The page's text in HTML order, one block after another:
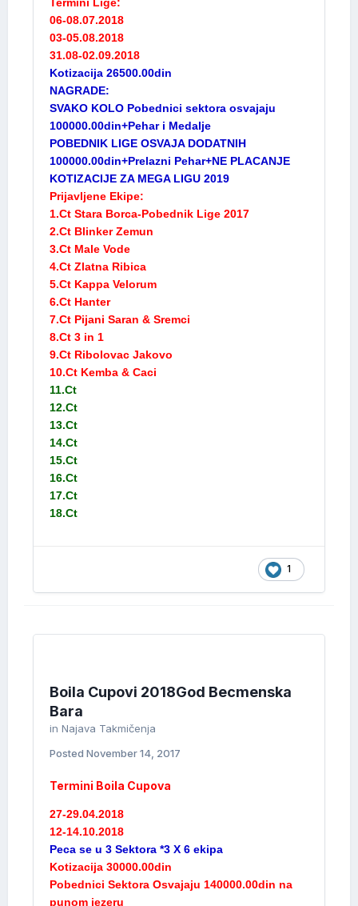
06-08.07.2018
03-05.08.2018
31.08-02.09.2018
Kotizacija 26500.00din
NAGRADE:
SVAKO KOLO Pobednici sektora osvajaju
100000.00din+Pehar i Medalje
POBEDNIK LIGE OSVAJA DODATNIH
100000.00din+Prelazni Pehar+NE PLACANJE
KOTIZACIJE ZA MEGA LIGU 2019
Prijavljene Ekipe:
1.Ct Stara Borca-Pobednik Lige 2017
2.Ct Blinker Zemun
3.Ct Male Vode
4.Ct Zlatna Ribica
5.Ct Kappa Velorum
6.Ct Hanter
7.Ct Pijani Saran & Sremci
8.Ct 3 in 1
9.Ct Ribolovac Jakovo
10.Ct Kemba & Caci
11.Ct
12.Ct
13.Ct
14.Ct
15.Ct
16.Ct
17.Ct
18.Ct
1
Boila Cupovi 2018God Becmenska
Bara
in Najava Takmičenja
Posted November 14, 2017
Termini Boila Cupova
27-29.04.2018
12-14.10.2018
Peca se u 3 Sektora *3 X 6 ekipa
Kotizacija 30000.00din
Pobednici Sektora Osvajaju 140000.00din na
punom jezeru